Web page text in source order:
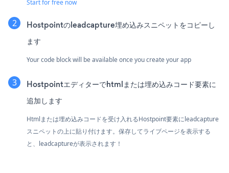
Start for free now
Hostpointのleadcapture埋め込みスニペットをコピーし
ます
Your code block will be available once you create your app
Hostpointエディターでhtmlまたは埋め込みコード要素に
追加します
Htmlまたは埋め込みコードを受け入れるHostpoint要素にleadcapture
スニペットの上に貼り付けます。保存してライブページを表示する
と、leadcaptureが表示されます！